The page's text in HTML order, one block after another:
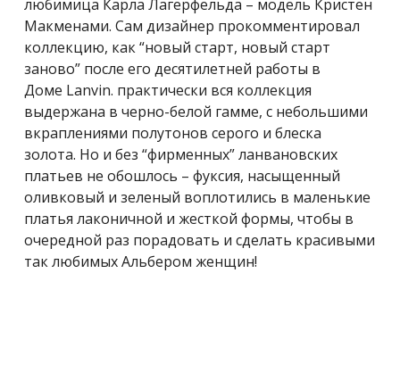
любимица Карла Лагерфельда – модель Кристен
Макменами. Сам дизайнер прокомментировал
коллекцию, как “новый старт, новый старт
заново” после его десятилетней работы в
Доме Lanvin. практически вся коллекция
выдержана в черно-белой гамме, с небольшими
вкраплениями полутонов серого и блеска
золота. Но и без “фирменных” ланвановских
платьев не обошлось – фуксия, насыщенный
оливковый и зеленый воплотились в маленькие
платья лаконичной и жесткой формы, чтобы в
очередной раз порадовать и сделать красивыми
так любимых Альбером женщин!